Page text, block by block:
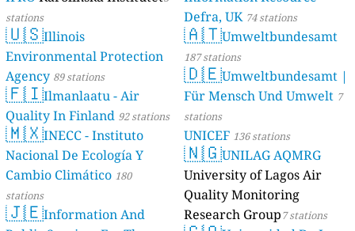
stations
🇺🇸Illinois
Environmental Protection
Agency 89 stations
🇫🇮Ilmanlaatu - Air
Quality In Finland 92 stations
🇲🇽INECC - Instituto
Nacional De Ecología Y
Cambio Climático 180
stations
🇯🇪Information And
Defra, UK 74 stations
🇦🇹Umweltbundesamt
187 stations
🇩🇪Umweltbundesamt |
Für Mensch Und Umwelt 7
stations
UNICEF 136 stations
🇳🇬UNILAG AQMRG
University of Lagos Air
Quality Monitoring
Research Group7 stations